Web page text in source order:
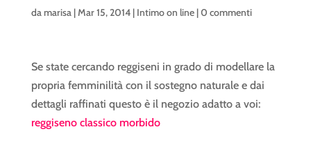
damarisa|Mar 15, 2014| Intimo on line|0 commenti
Se state cercando reggiseni in grado di modellare la
propria femminilità con il sostegno naturale e dai
dettagli raffinati questo è il negozio adatto a voi:
reggiseno classico morbido